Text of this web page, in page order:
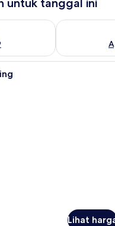
malam ini Agu 8 - Agu 9
Periksa
Seprai premium, bantalan
Lihat